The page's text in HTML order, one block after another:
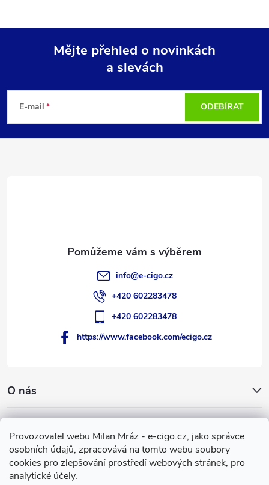
Provozovatel webu Milan Mráz - e-cigo.cz, jako správce
osobních údajů, zpracovává na tomto webu soubory
cookies pro zlepšování prostředí webových stránek, pro
analytické účely.
p
Mějte přehled o novinkách
a slevách
E-mail ODEBÍRAT
O nás
Facebook
info@e-cigo.cz
+420 602283478
+420 602283478
https://www.facebook.com/ecigo.cz